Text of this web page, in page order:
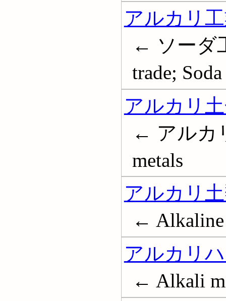
アルカリ
← ソーダ
trade;
アルカリ
← アルカ
metals
アルカリ
← Alkaline
アルカリ
← Alkali